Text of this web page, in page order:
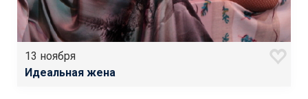
13 ноября
Идеальная жена